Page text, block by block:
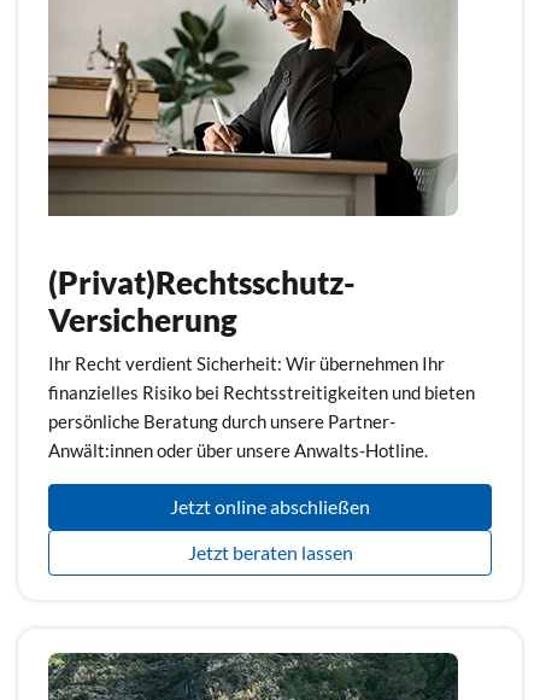
(Privat)Rechtsschutz-
Versicherung
Ihr Recht verdient Sicherheit: Wir übernehmen Ihr
finanzielles Risiko bei Rechtsstreitigkeiten und bieten
persönliche Beratung durch unsere Partner-
Anwält:innen oder über unsere Anwalts-Hotline.
Jetzt online abschließen
Jetzt beraten lassen